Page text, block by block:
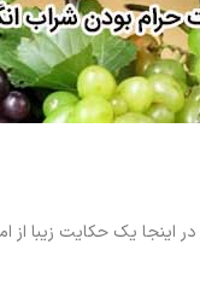
اینجا یک حکایت زیبا